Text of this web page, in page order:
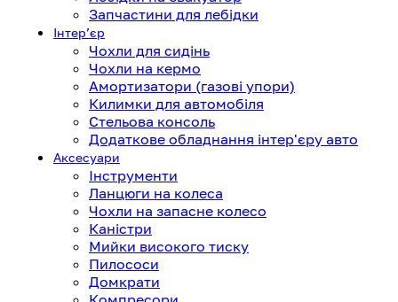
Запчастини для лебідки
Інтерʼєр
Чохли для сидінь
Чохли на кермо
Амортизатори (газові упори)
Килимки для автомобіля
Стельова консоль
Додаткове обладнання інтер'єру авто
Аксесуари
Інструменти
Ланцюги на колеса
Чохли на запасне колесо
Каністри
Мийки високого тиску
Пилососи
Домкрати